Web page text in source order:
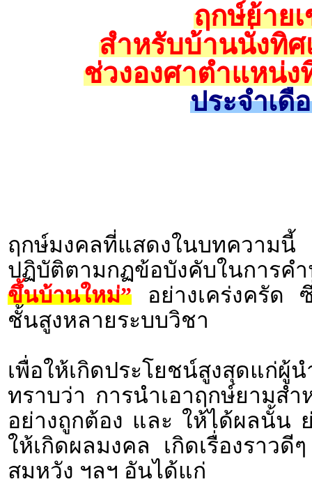
ฤกษ์ย้าย
สำหรับบ้านนั่งทิ
ช่วงองศาตำแหน่ง
ประจำเดื
ฤกษ์มงคลที่แสดงในบทความ
ปฏิบัติตามกฏข้อบังคับในการ
ขึ้นบ้านใหม่” อย่างเคร่งครัด
ชั้นสูงหลายระบบวิชา
เพื่อให้เกิดประโยชน์สูงสุดแก่
ทราบว่า การนำเอาฤกษ์ยามส
อย่างถูกต้อง และ ให้ได้ผลนั้น
ให้เกิดผลมงคล เกิดเรื่องราว
สมหวัง ฯลฯ อันได้แก่